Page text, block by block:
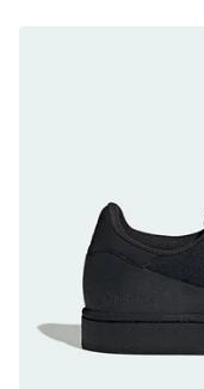
防水鞋推薦
GORE-TEX
全天候越野跑
防水鞋推薦
感軟彈、搭